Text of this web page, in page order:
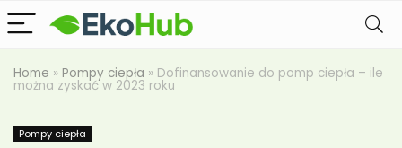
Home » Pompy ciepła » Dofinansowanie do pomp ciepła – ile
można zyskać w 2023 roku
Pompy ciepła